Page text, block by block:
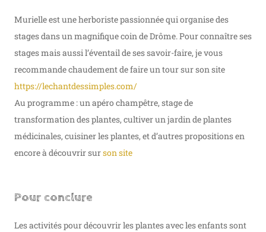
Murielle est une herboriste passionnée qui organise des
stages dans un magnifique coin de Drôme. Pour connaître ses
stages mais aussi l’éventail de ses savoir-faire, je vous
recommande chaudement de faire un tour sur son site
https://lechantdessimples.com/
Au programme : un apéro champêtre, stage de
transformation des plantes, cultiver un jardin de plantes
médicinales, cuisiner les plantes, et d’autres propositions en
encore à découvrir surson site
Pour conclure
Les activités pour découvrir les plantes avec les enfants sont